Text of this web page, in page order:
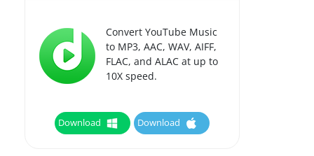
Convert YouTube Music
to MP3, AAC, WAV, AIFF,
FLAC, and ALAC at up to
10X speed.
Download Download